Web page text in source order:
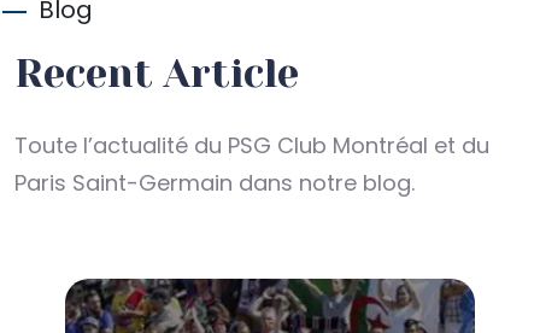
Blog
Recent Article
Toute l’actualité du PSG Club Montréal et du
Paris Saint-Germain dans notre blog.